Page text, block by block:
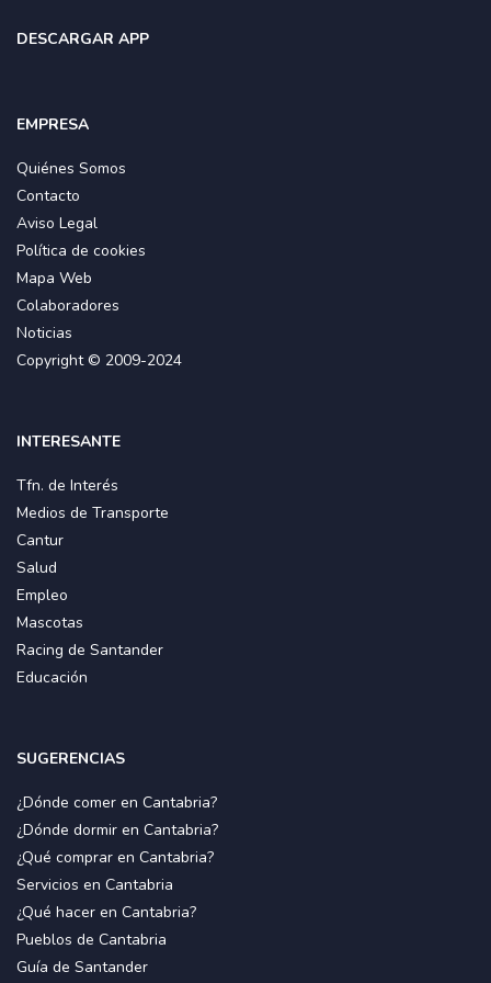
DESCARGAR APP
EMPRESA
Quiénes Somos
Contacto
Aviso Legal
Política de cookies
Mapa Web
Colaboradores
Noticias
Copyright © 2009-2024
INTERESANTE
Tfn. de Interés
Medios de Transporte
Cantur
Salud
Empleo
Mascotas
Racing de Santander
Educación
SUGERENCIAS
¿Dónde comer en Cantabria?
¿Dónde dormir en Cantabria?
¿Qué comprar en Cantabria?
Servicios en Cantabria
¿Qué hacer en Cantabria?
Pueblos de Cantabria
Guía de Santander